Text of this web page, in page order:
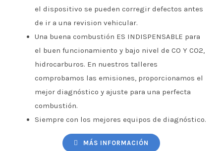
el dispositivo se pueden corregir defectos antes
de ir a una revision vehicular.
Una buena combustión ES INDISPENSABLE para
el buen funcionamiento y bajo nivel de CO Y CO2,
hidrocarburos. En nuestros talleres
comprobamos las emisiones, proporcionamos el
mejor diagnóstico y ajuste para una perfecta
combustión.
Siempre con los mejores equipos de diagnóstico.
MÁS INFORMACIÓN